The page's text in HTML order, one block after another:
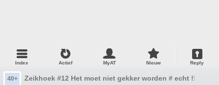
Index Actief MyAT Nieuw Reply
40+ Zeikhoek #12 Het moet niet gekker worden # echt !!